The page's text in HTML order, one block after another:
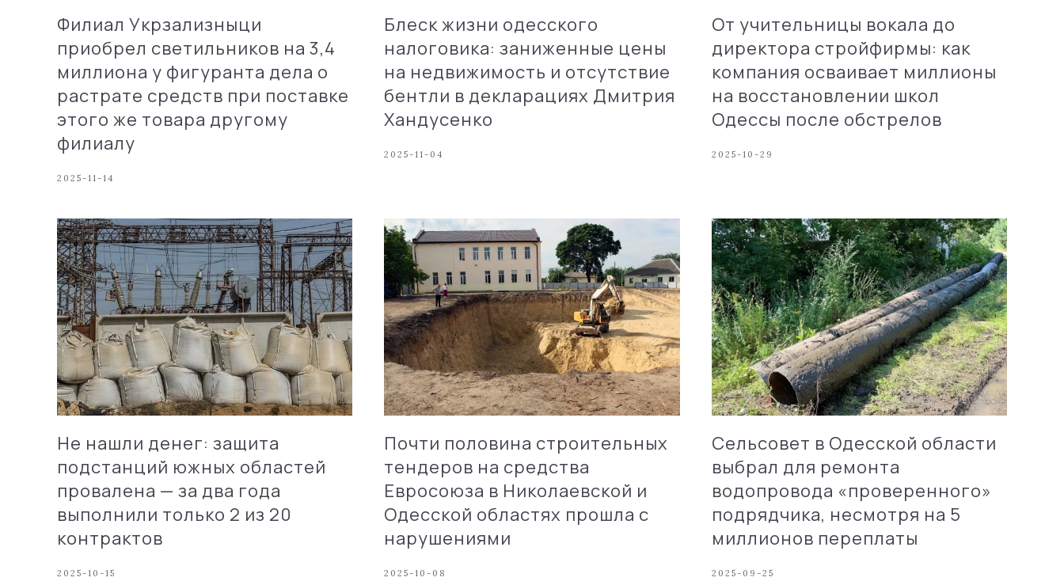
Филиал Укрзализныци
приобрел светильников на 3,4
миллиона у фигуранта дела о
растрате средств при поставке
этого же товара другому
филиалу
2025-11-14
Блеск жизни одесского
налоговика: заниженные цены
на недвижимость и отсутствие
бентли в декларациях Дмитрия
Хандусенко
2025-11-04
От учительницы вокала до
директора стройфирмы: как
компания осваивает миллионы
на восстановлении школ
Одессы после обстрелов
2025-10-29
Не нашли денег: защита
подстанций южных областей
провалена — за два года
выполнили только 2 из 20
контрактов
2025-10-15
Почти половина строительных
тендеров на средства
Евросоюза в Николаевской и
Одесской областях прошла с
нарушениями
2025-10-08
Сельсовет в Одесской области
выбрал для ремонта
водопровода «проверенного»
подрядчика, несмотря на 5
миллионов переплаты
2025-09-25